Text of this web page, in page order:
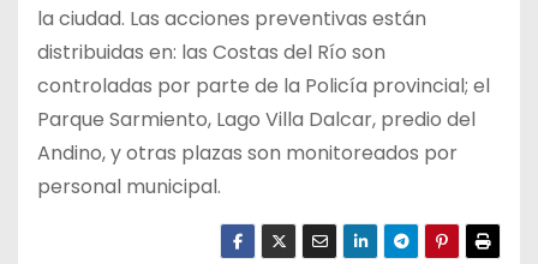
la ciudad. Las acciones preventivas están
distribuidas en: las Costas del Río son
controladas por parte de la Policía provincial; el
Parque Sarmiento, Lago Villa Dalcar, predio del
Andino, y otras plazas son monitoreados por
personal municipal.